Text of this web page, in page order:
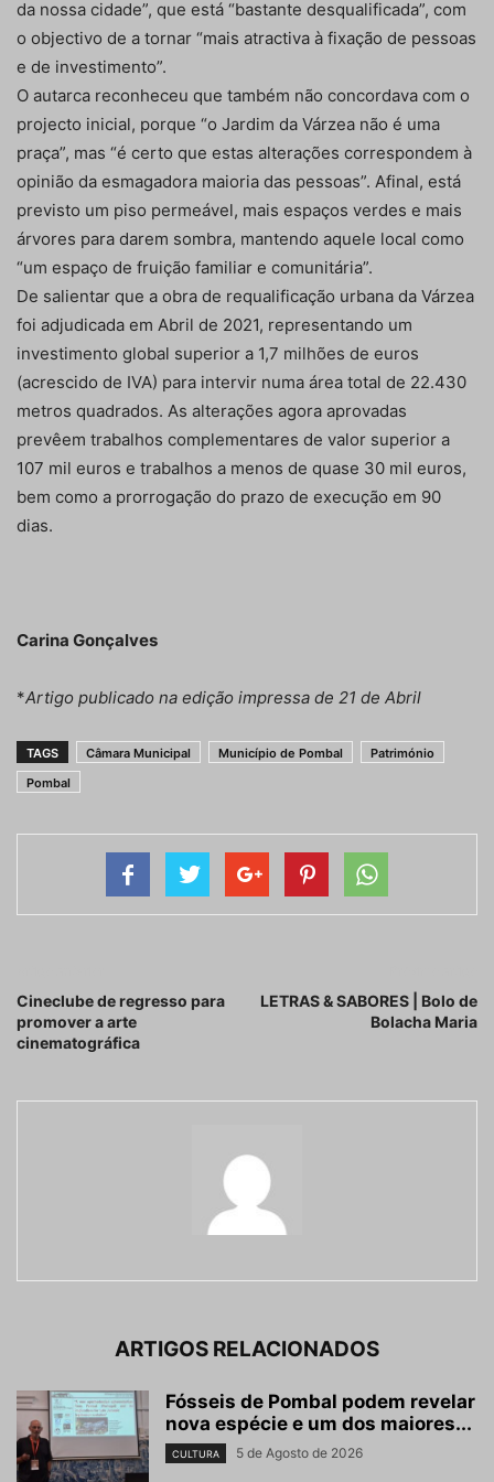
da nossa cidade”, que está “bastante desqualificada”, com
o objectivo de a tornar “mais atractiva à fixação de pessoas
e de investimento”.
O autarca reconheceu que também não concordava com o
projecto inicial, porque “o Jardim da Várzea não é uma
praça”, mas “é certo que estas alterações correspondem à
opinião da esmagadora maioria das pessoas”. Afinal, está
previsto um piso permeável, mais espaços verdes e mais
árvores para darem sombra, mantendo aquele local como
“um espaço de fruição familiar e comunitária”.
De salientar que a obra de requalificação urbana da Várzea
foi adjudicada em Abril de 2021, representando um
investimento global superior a 1,7 milhões de euros
(acrescido de IVA) para intervir numa área total de 22.430
metros quadrados. As alterações agora aprovadas
prevêem trabalhos complementares de valor superior a
107 mil euros e trabalhos a menos de quase 30 mil euros,
bem como a prorrogação do prazo de execução em 90
dias.
Carina Gonçalves
*Artigo publicado na edição impressa de 21 de Abril
TAGS Câmara Municipal Município de Pombal
Património
Pombal
Cineclube de regresso para
promover a arte
cinematográfica
LETRAS & SABORES | Bolo de
Bolacha Maria
ARTIGOS RELACIONADOS
Fósseis de Pombal podem revelar
nova espécie e um dos maiores...
CULTURA 5 de Agosto de 2026